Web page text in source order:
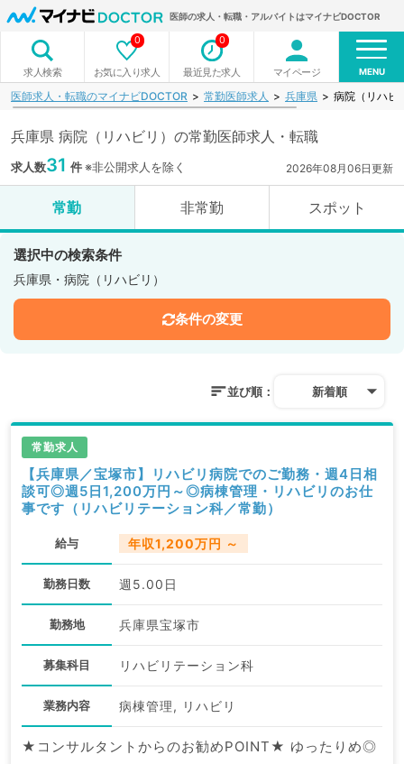
医師の求人・転職・アルバイトはマイナビDOCTOR
求人検索 お気に入り求人
0
最近見た求人
0
マイページ MENU
医師求人・転職のマイナビDOCTOR 常勤医師求人 兵庫県 病院（リハビ
兵庫県 病院（リハビリ）の常勤医師求人・転職
求人数31 件※非公開求人を除く 2026年08月06日更新
常勤 非常勤 スポット
選択中の検索条件
兵庫県・病院（リハビリ）
条件の変更
並び順： 新着順
常勤求人
【兵庫県／宝塚市】リハビリ病院でのご勤務・週4日相
談可◎週5日1,200万円～◎病棟管理・リハビリのお仕
事です（リハビリテーション科／常勤）
給与 年収1,200万円 ～
勤務日数 週5.00日
勤務地 兵庫県宝塚市
募集科目 リハビリテーション科
業務内容 病棟管理, リハビリ
★コンサルタントからのお勧めPOINT★ ゆったりめ◎